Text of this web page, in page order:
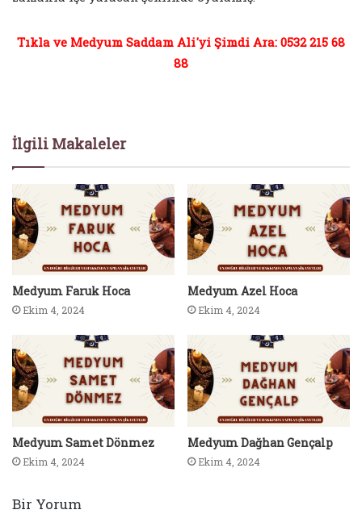
Tıkla ve Medyum Saddam Ali'yi Şimdi Ara: 0532 215 68
88
İlgili Makaleler
Medyum Faruk Hoca
Ekim 4, 2024
Medyum Azel Hoca
Ekim 4, 2024
Medyum Samet Dönmez
Ekim 4, 2024
Medyum Dağhan Gençalp
Ekim 4, 2024
Bir Yorum